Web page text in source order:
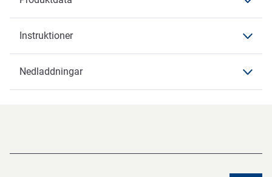
Instruktioner
Nedladdningar